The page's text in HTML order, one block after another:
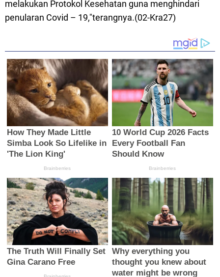
melakukan Protokol Kesehatan guna menghindari
penularan Covid – 19,"terangnya.(02-Kra27)